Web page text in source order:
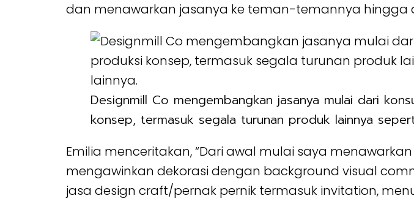
dan menawarkan jasanya ke teman-temannya hingga
Designmill Co mengembangkan jasanya mulai dari
konsep, termasuk segala turunan produk lainnya
Emilia menceritakan, “Dari awal mulai saya
mengawinkan dekorasi dengan background visual
jasa design craft/pernak pernik termasuk invitation,